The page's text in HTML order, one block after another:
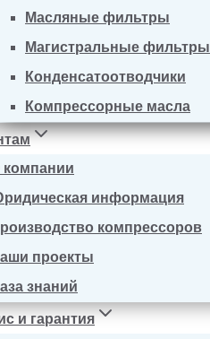
Масляные фильтры
Магистральные фильтры
Конденсатоотводчики
Компрессорные масла
компании
информация
компрессоров
проекты
знаний
и гарантия